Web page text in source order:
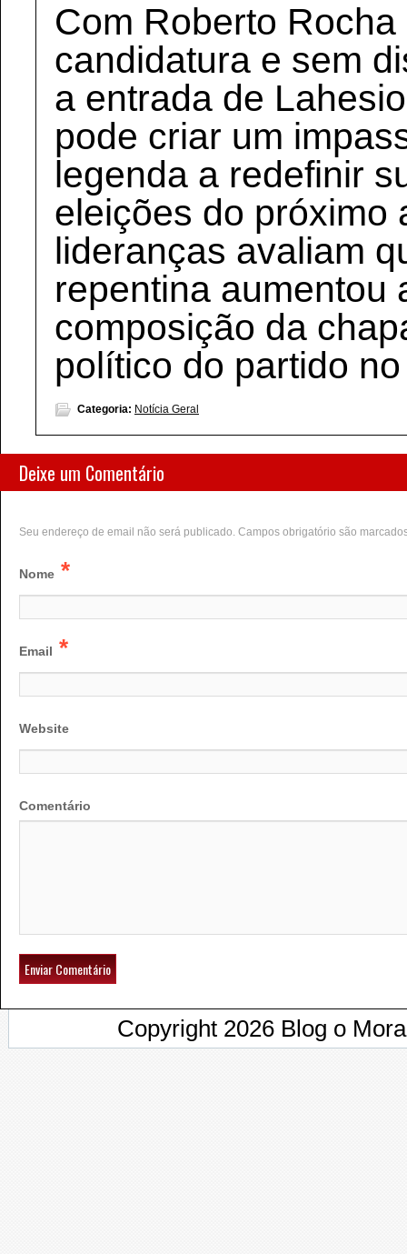
Com Roberto
candidatura e sem
a entrada de
pode criar um
legenda a redefinir
eleições do próximo
lideranças avaliam
repentina aumentou
composição da
político do partido
Categoria: Notícia Geral
Deixe um Comentário
Seu endereço de email não será publicado. Campos obrigatório são
Nome *
Email *
Website
Comentário
Copyright 2026 Blog o